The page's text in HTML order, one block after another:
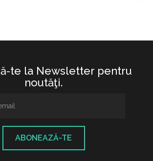
te la Newsletter pentru
noutăţi.
ABONEAZĂ-TE